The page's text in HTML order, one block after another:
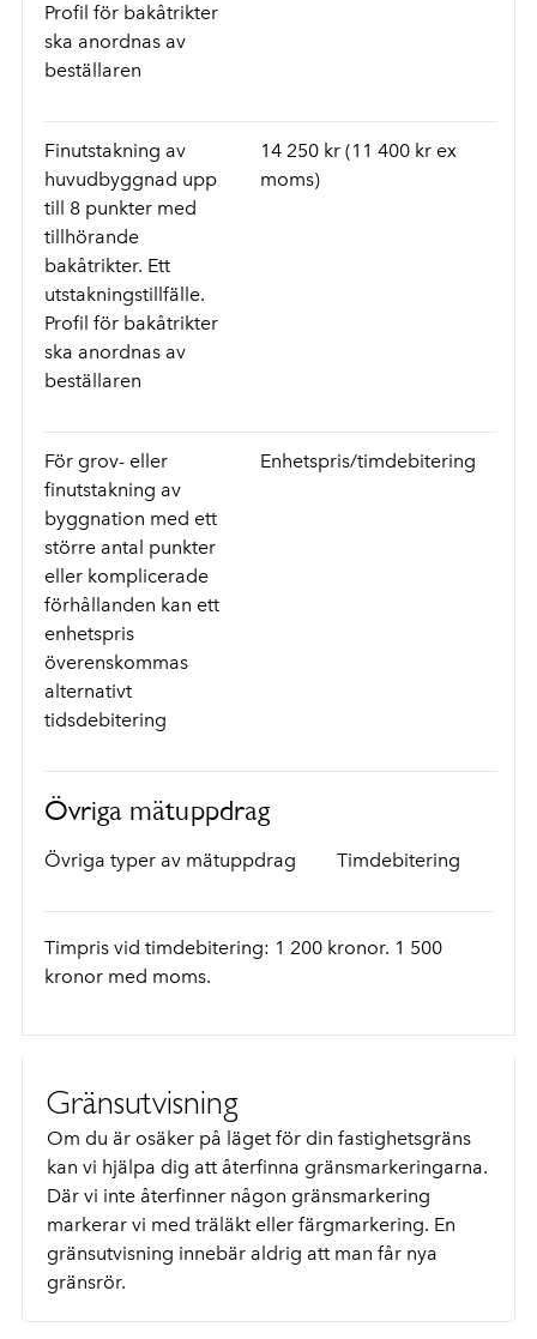
Profil för bakåtrikter
ska anordnas av
beställaren
Finutstakning av
huvudbyggnad upp
till 8 punkter med
tillhörande
bakåtrikter. Ett
utstakningstillfälle.
Profil för bakåtrikter
ska anordnas av
beställaren
14 250 kr (11 400 kr ex
moms)
För grov- eller
finutstakning av
byggnation med ett
större antal punkter
eller komplicerade
förhållanden kan ett
enhetspris
överenskommas
alternativt
tidsdebitering
Enhetspris/timdebitering
Övriga mätuppdrag
Övriga typer av mätuppdrag Timdebitering
Timpris vid timdebitering: 1 200 kronor. 1 500
kronor med moms.
Gränsutvisning
Om du är osäker på läget för din fastighetsgräns
kan vi hjälpa dig att återfinna gränsmarkeringarna.
Där vi inte återfinner någon gränsmarkering
markerar vi med träläkt eller färgmarkering. En
gränsutvisning innebär aldrig att man får nya
gränsrör.